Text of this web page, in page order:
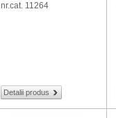
nr.cat. 11264
Detalii produs